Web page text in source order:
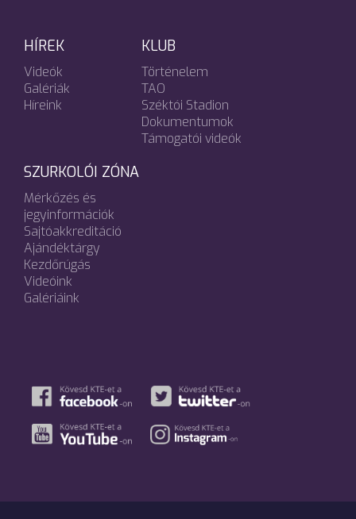
HÍREK
Videók
Galériák
Híreink
KLUB
Történelem
TAO
Széktói Stadion
Dokumentumok
Támogatói videók
SZURKOLÓI ZÓNA
Mérkőzés és
jegyinformációk
Sajtóakkreditáció
Ajándéktárgy
Kezdőrúgás
Videóink
Galériáink